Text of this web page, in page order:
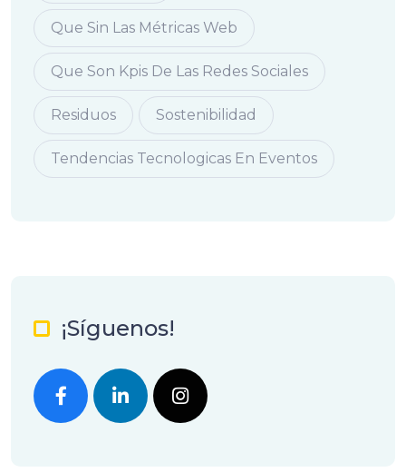
Que Sin Las Métricas Web
Que Son Kpis De Las Redes Sociales
Residuos Sostenibilidad
Tendencias Tecnologicas En Eventos
¡Síguenos!